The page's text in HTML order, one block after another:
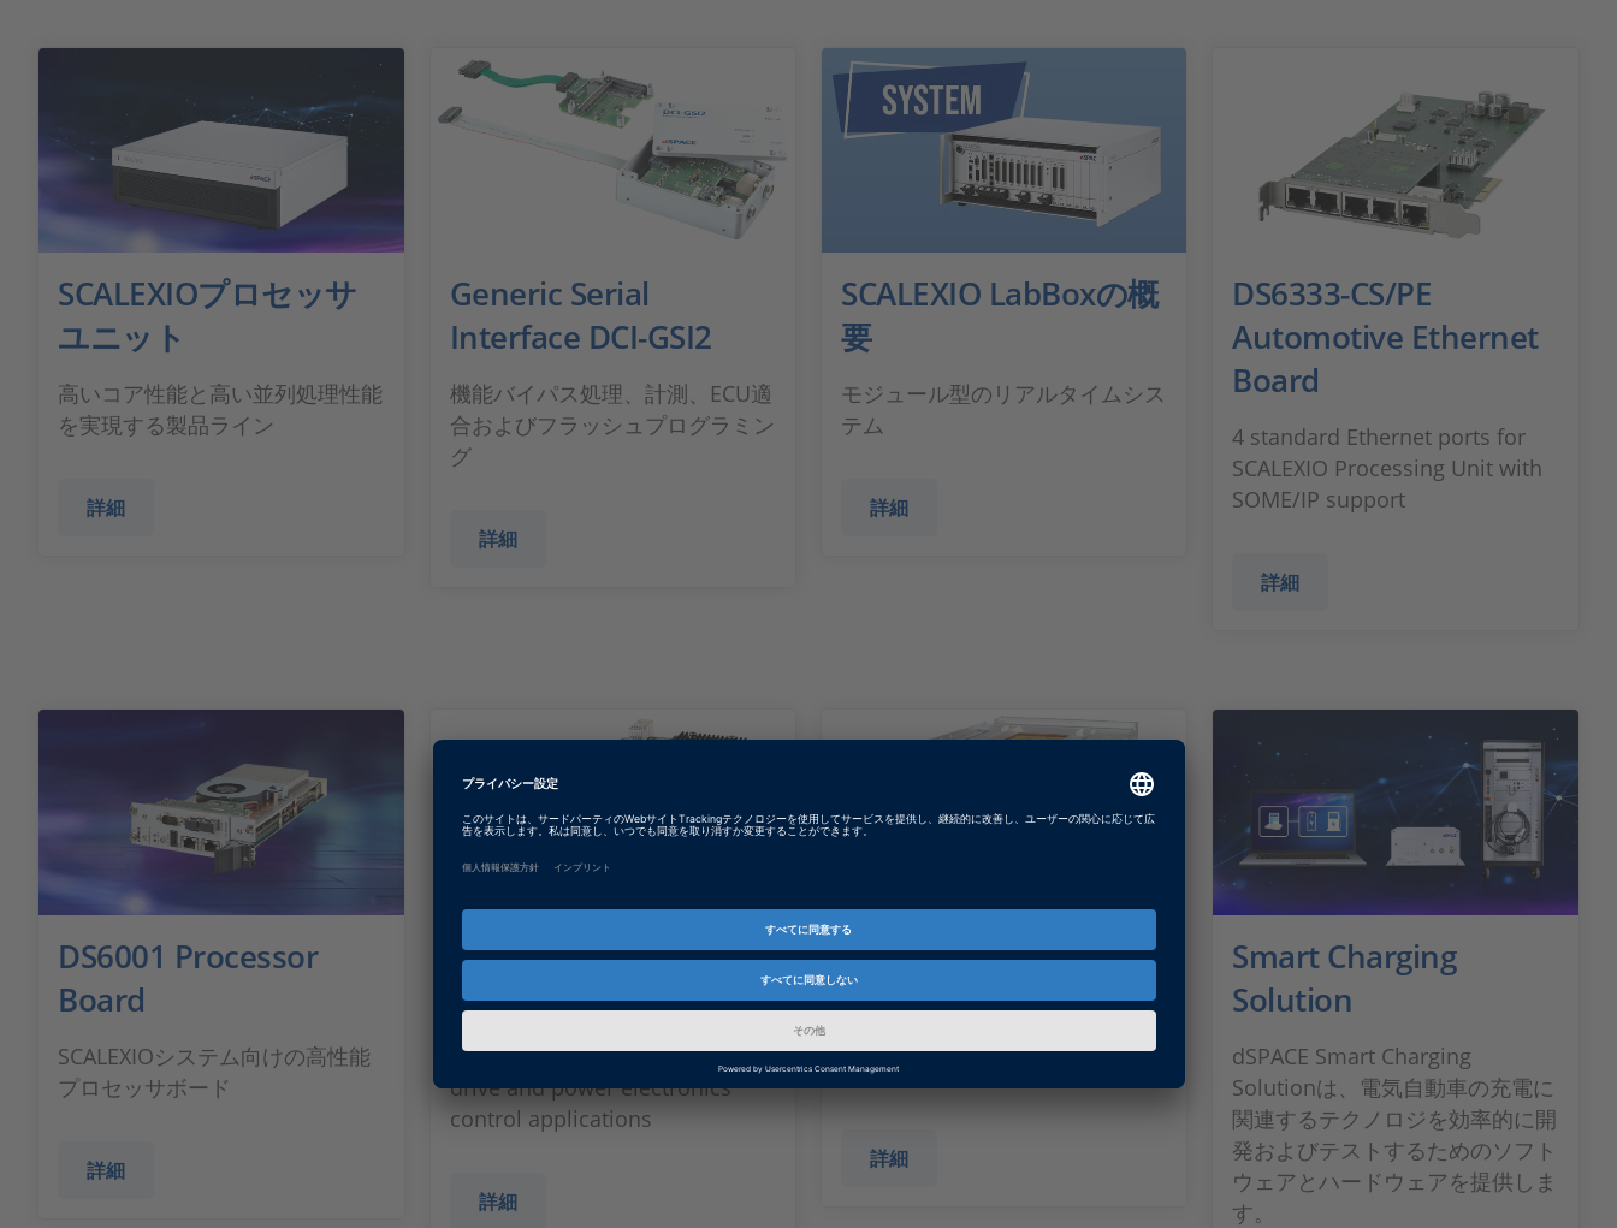
SCALEXIOプロセッサ
ユニット
高いコア性能と高い並列処理性能
を実現する製品ライン
詳細
Generic Serial
Interface DCI-GSI2
機能バイパス処理、計測、ECU適
合およびフラッシュプログラミン
グ
詳細
SCALEXIO LabBoxの概
要
モジュール型のリアルタイムシス
テム
詳細
DS6333-CS/PE
Automotive Ethernet
Board
4 standard Ethernet ports for
SCALEXIO Processing Unit with
SOME/IP support
詳細
DS6001 Processor
Board
SCALEXIOシステム向けの高性能
プロセッサボード
詳細
DS6121 Multi-I/O
Board
SCALEXIO I/O board for electric
drive and power electronics
control applications
詳細
DS2680 I/O Unit
SCALEXIO MultiCompact unit for
powertrain and vehicle
dynamics scenarios
詳細
Smart Charging
Solution
dSPACE Smart Charging
Solutionは、電気自動車の充電に
関連するテクノロジを効率的に開
発およびテストするためのソフト
ウェアとハードウェアを提供しま
す。